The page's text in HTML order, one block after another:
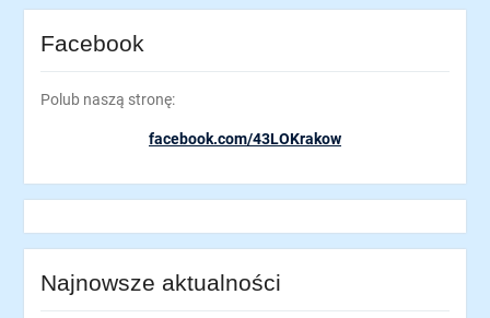
Facebook
Polub naszą stronę:
facebook.com/43LOKrakow
Najnowsze aktualności